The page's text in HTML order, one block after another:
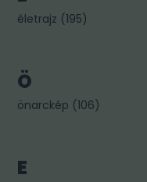
életrajz (195)
Ö
önarckép (106)
E